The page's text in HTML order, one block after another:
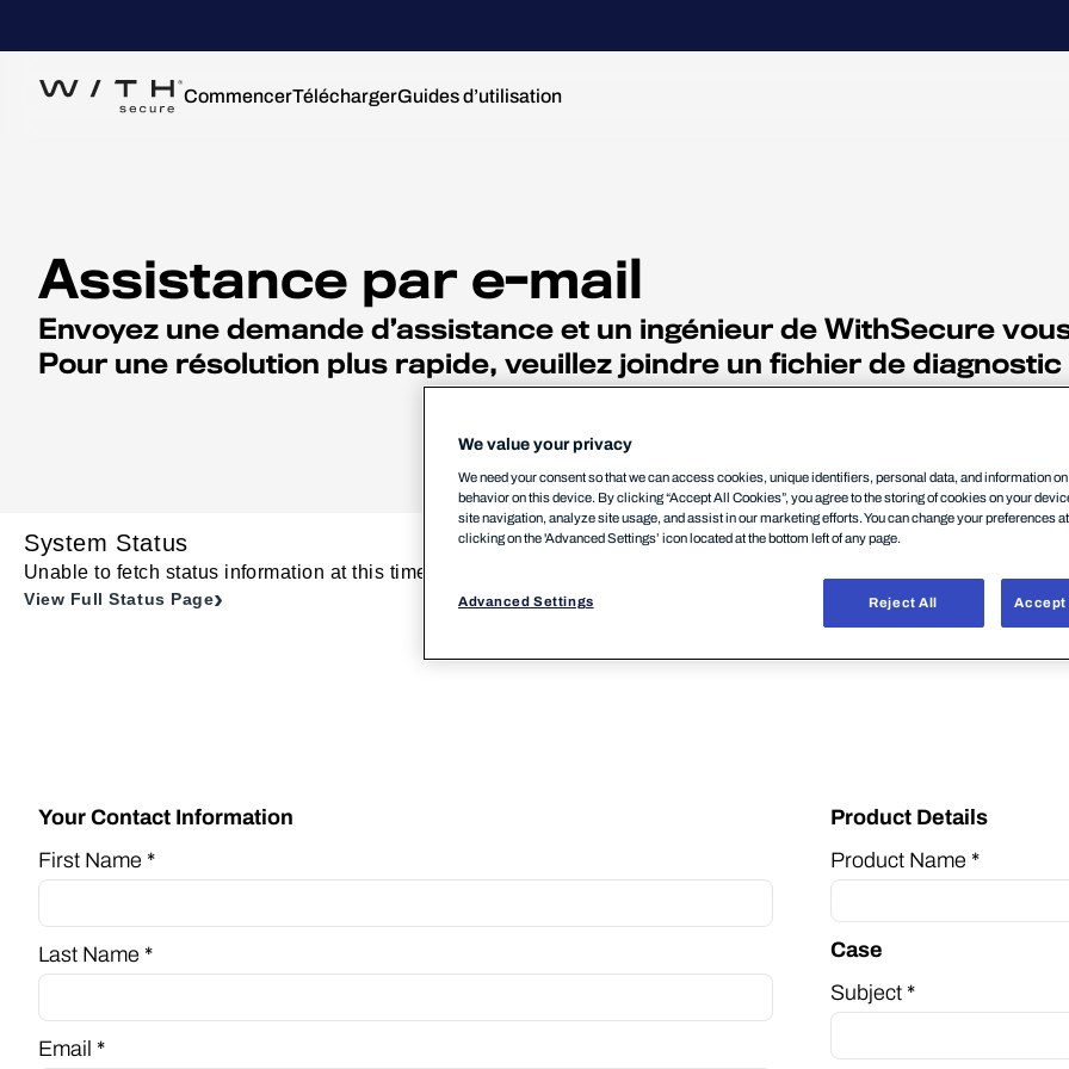
CommencerTéléchargerGuides d’utilisation
Assistance par e-mail
Envoyez une demande d’assistance et un ingénieur de WithSecure
Pour une résolution plus rapide, veuillez joindre un fichier de diagnostic
System Status
Unable to fetch status information at this time. Try direct link below.
View Full Status Page
Your Contact Information
First Name *
Last Name *
Email *
Product Details
Product Name *
Case
Subject *
We value your privacy
We need your consent so that we can access cookies, unique identifiers, personal data, and information
behavior on this device. By clicking “Accept All Cookies”, you agree to the storing of cookies on your
site navigation, analyze site usage, and assist in our marketing efforts. You can change your preferences
clicking on the 'Advanced Settings’ icon located at the bottom left of any page.
Advanced Settings Reject All Accept